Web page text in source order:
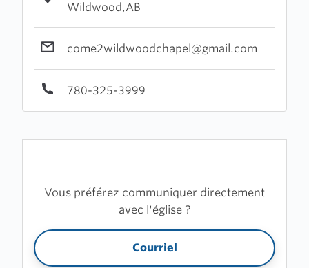
Wildwood,AB
come2wildwoodchapel@gmail.com
780-325-3999
Vous préférez communiquer directement
avec l'église ?
Courriel